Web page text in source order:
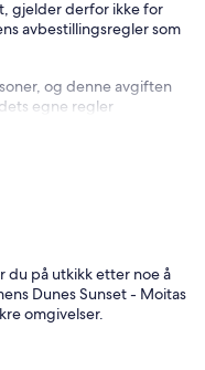
gjelder derfor ikke for
avbestillingsregler som
og denne avgiften
egne regler
du på utkikk etter noe å
Dunes Sunset - Moitas
omgivelser.